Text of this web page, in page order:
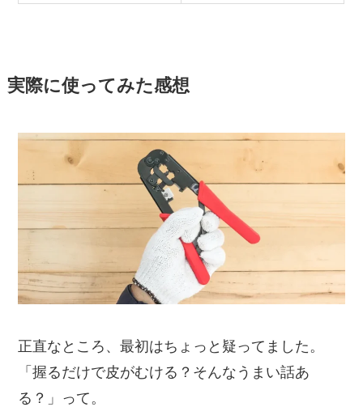
実際に使ってみた感想
正直なところ、最初はちょっと疑ってました。
「握るだけで皮がむける？そんなうまい話あ
る？」って。